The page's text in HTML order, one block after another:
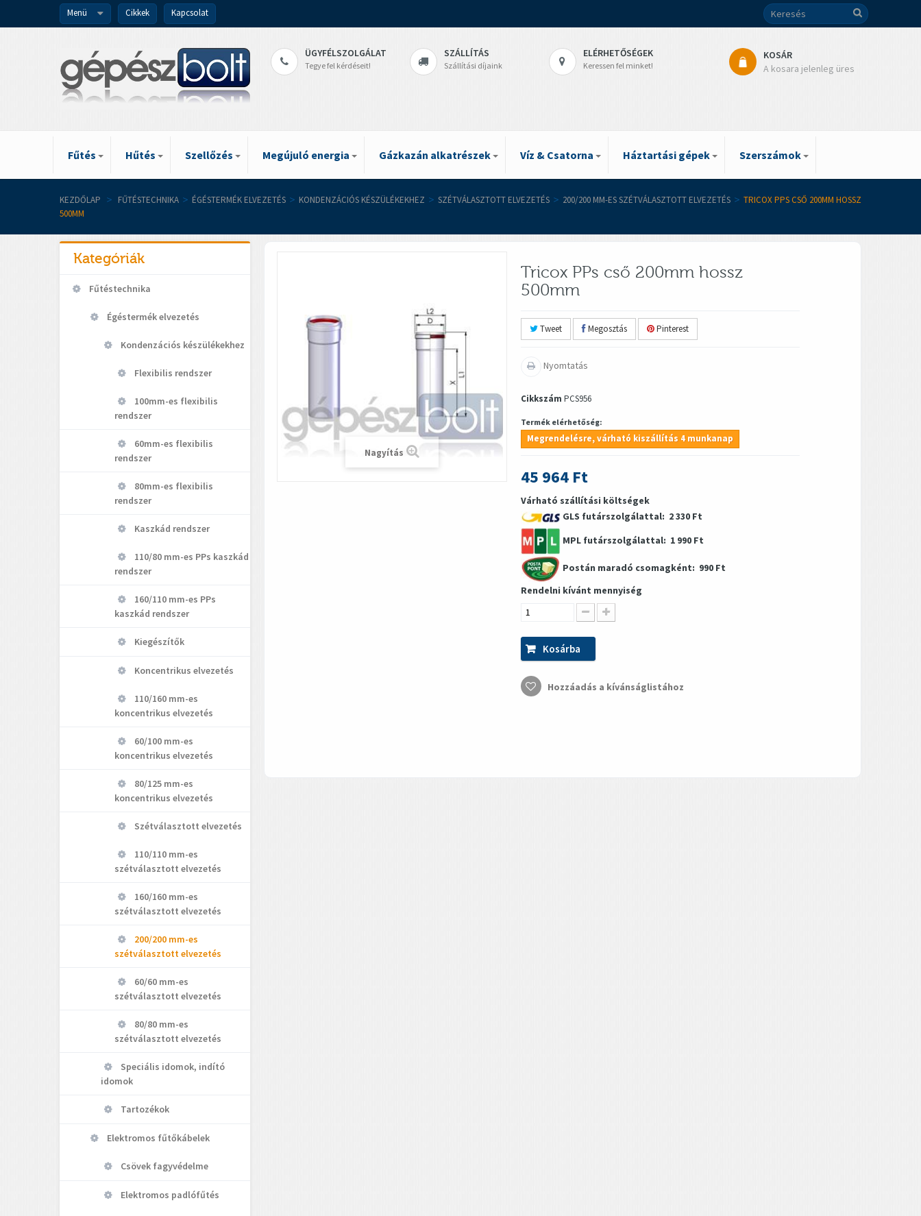
Menü Cikkek Kapcsolat
ÜGYFÉLSZOLGÁLAT
Tegye fel kérdéseit!
SZÁLLÍTÁS
Szállítási díjaink
ELÉRHETŐSÉGEK
Keressen fel minket!
KOSÁR
A kosara jelenleg üres
Fűtés Hűtés Szellőzés Megújuló energia Gázkazán alkatrészek Víz & Csatorna Háztartási gépek Szerszámok
KEZDŐLAP > FŰTÉSTECHNIKA > ÉGÉSTERMÉK ELVEZETÉS > KONDENZÁCIÓS KÉSZÜLÉKEKHEZ > SZÉTVÁLASZTOTT ELVEZETÉS > 200/200 MM-ES SZÉTVÁLASZTOTT ELVEZETÉS > TRICOX PPS CSŐ 200MM HOSSZ
500MM
Kategóriák
Fűtéstechnika
Égéstermék elvezetés
Kondenzációs készülékekhez
Flexibilis rendszer
100mm-es flexibilis
rendszer
60mm-es flexibilis
rendszer
80mm-es flexibilis
rendszer
Kaszkád rendszer
110/80 mm-es PPs kaszkád
rendszer
160/110 mm-es PPs
kaszkád rendszer
Kiegészítők
Koncentrikus elvezetés
110/160 mm-es
koncentrikus elvezetés
60/100 mm-es
koncentrikus elvezetés
80/125 mm-es
koncentrikus elvezetés
Szétválasztott elvezetés
110/110 mm-es
szétválasztott elvezetés
160/160 mm-es
szétválasztott elvezetés
200/200 mm-es
szétválasztott elvezetés
60/60 mm-es
szétválasztott elvezetés
80/80 mm-es
szétválasztott elvezetés
Speciális idomok, indító
idomok
Tartozékok
Elektromos fűtőkábelek
Csövek fagyvédelme
Elektromos padlófűtés
Nagyítás
Tricox PPs cső 200mm hossz
500mm
Tweet Megosztás Pinterest
Nyomtatás
Cikkszám PCS956
Termék elérhetőség:
Megrendelésre, várható kiszállítás 4 munkanap
45 964 Ft
Várható szállítási költségek
GLS futárszolgálattal: 2 330 Ft
MPL futárszolgálattal: 1 990 Ft
Postán maradó csomagként: 990 Ft
Rendelni kívánt mennyiség
Kosárba
Hozzáadás a kívánságlistához